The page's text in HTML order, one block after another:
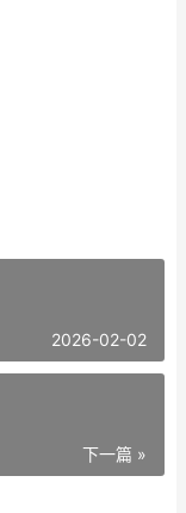
2026-02-02
下一篇 »